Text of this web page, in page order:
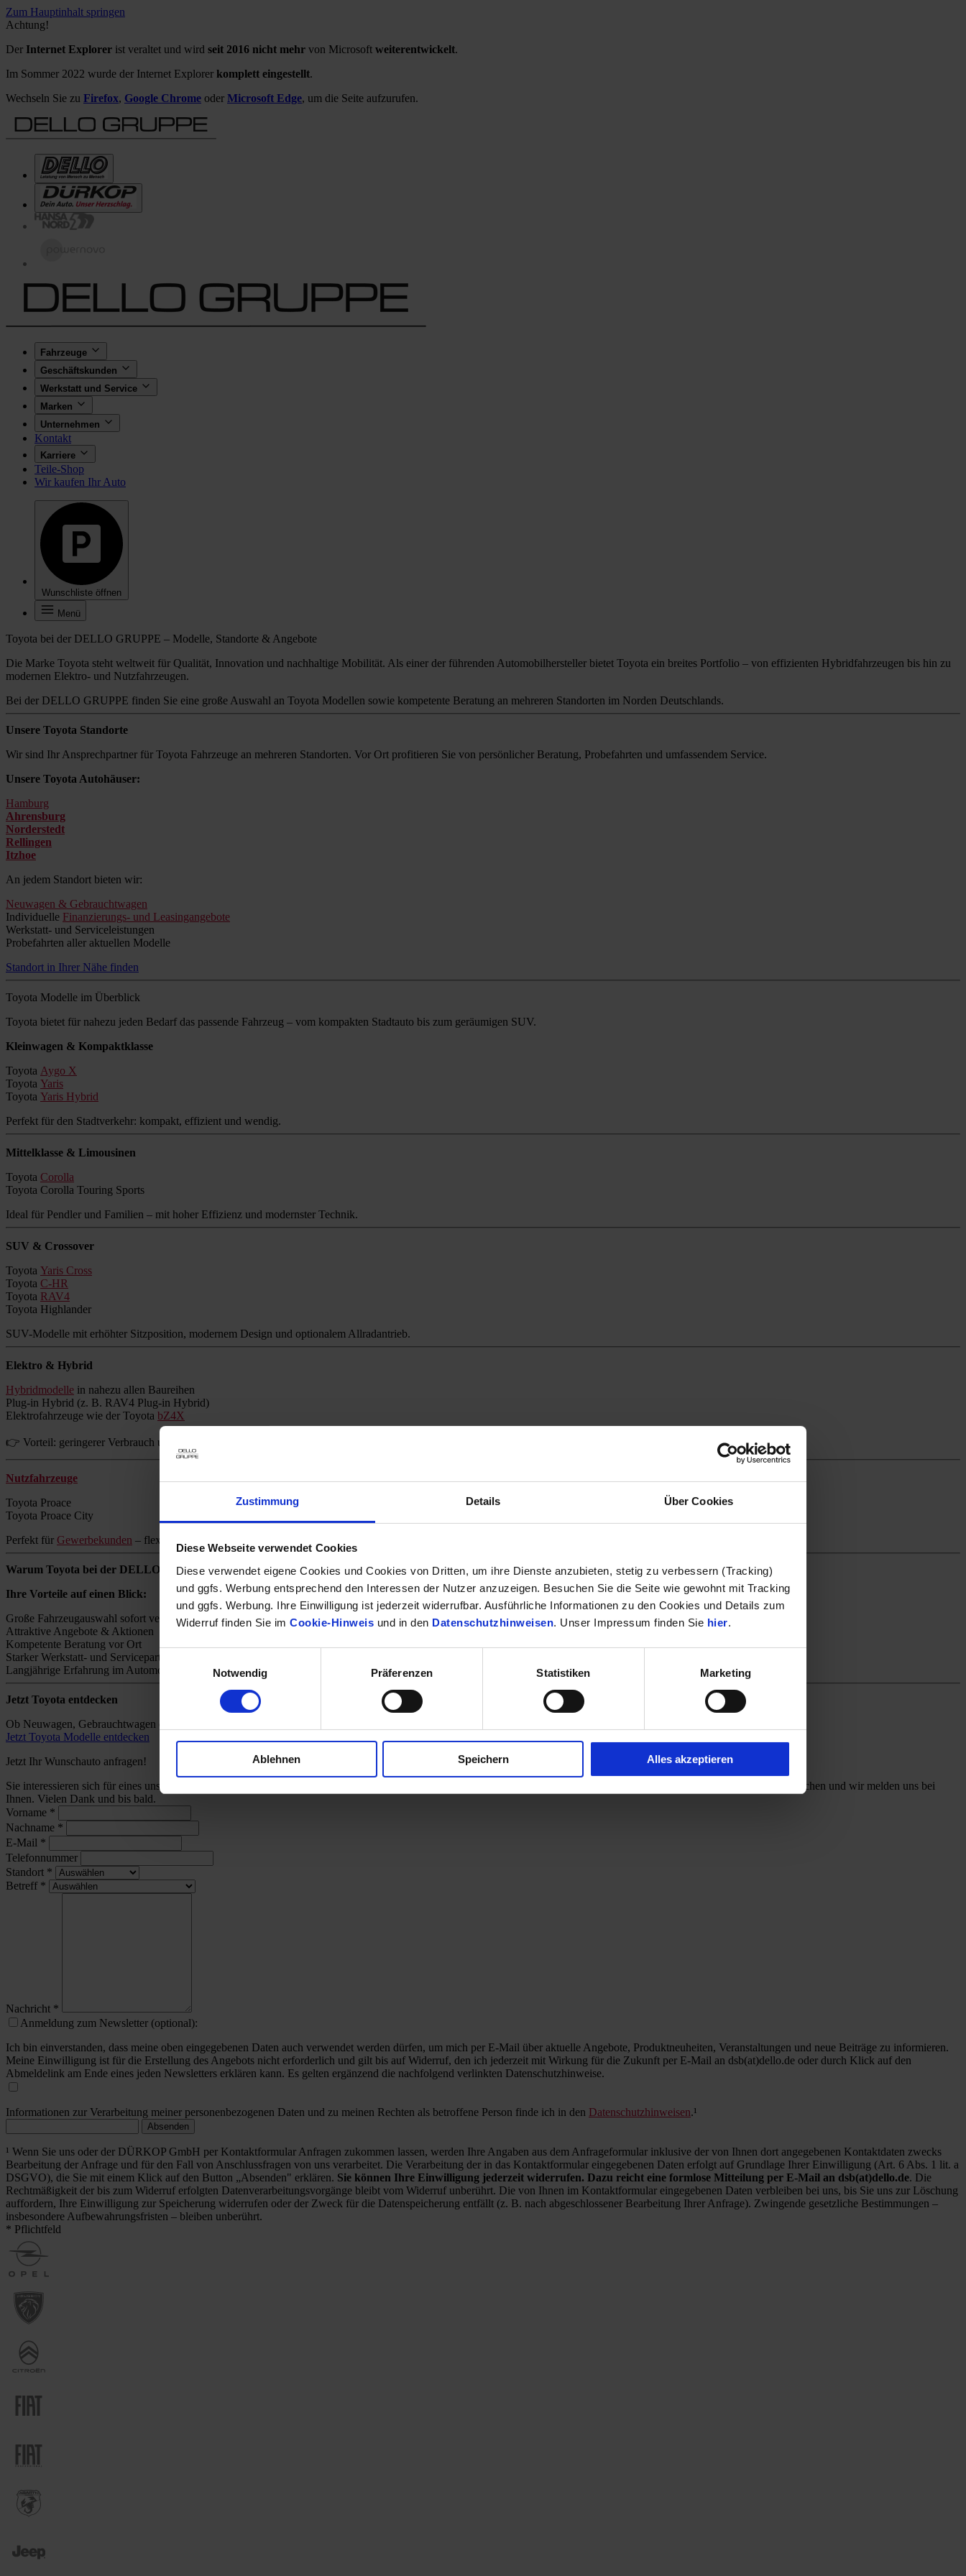
Zustimmung Details Über Cookies
Diese Webseite verwendet Cookies
Diese verwendet eigene Cookies und Cookies von Dritten, um ihre Dienste anzubieten, stetig zu verbessern (Tracking)
und ggfs. Werbung entsprechend den Interessen der Nutzer anzuzeigen. Besuchen Sie die Seite wie gewohnt mit Tracking
und ggfs. Werbung. Ihre Einwilligung ist jederzeit widerrufbar. Ausführliche Informationen zu den Cookies und Details zum
Widerruf finden Sie im Cookie-Hinweis und in den Datenschutzhinweisen. Unser Impressum finden Sie hier.
Einwilligungsauswahl
Notwendig
Präferenzen Statistiken Marketing
Ablehnen Speichern Alles akzeptieren
Zum Hauptinhalt springen
Achtung!
Der Internet Explorer ist veraltet und wird seit 2016 nicht mehr von Microsoft weiterentwickelt.
Im Sommer 2022 wurde der Internet Explorer komplett eingestellt.
Wechseln Sie zu Firefox, Google Chrome oder Microsoft Edge, um die Seite aufzurufen.
Fahrzeuge
Geschäftskunden
Werkstatt und Service
Marken
Unternehmen
Kontakt
Karriere
Teile-Shop
Wir kaufen Ihr Auto
Wunschliste öffnen
Menü
Toyota bei der DELLO GRUPPE – Modelle, Standorte & Angebote
Die Marke Toyota steht weltweit für Qualität, Innovation und nachhaltige Mobilität. Als einer der führenden Automobilhersteller bietet Toyota ein breites Portfolio – von effizienten Hybridfahrzeugen bis hin zu
modernen Elektro- und Nutzfahrzeugen.
Bei der DELLO GRUPPE finden Sie eine große Auswahl an Toyota Modellen sowie kompetente Beratung an mehreren Standorten im Norden Deutschlands.
Unsere Toyota Standorte
Wir sind Ihr Ansprechpartner für Toyota Fahrzeuge an mehreren Standorten. Vor Ort profitieren Sie von persönlicher Beratung, Probefahrten und umfassendem Service.
Unsere Toyota Autohäuser:
Hamburg
Ahrensburg
Norderstedt
Rellingen
Itzhoe
An jedem Standort bieten wir:
Neuwagen & Gebrauchtwagen
Individuelle Finanzierungs- und Leasingangebote
Werkstatt- und Serviceleistungen
Probefahrten aller aktuellen Modelle
Standort in Ihrer Nähe finden
Toyota Modelle im Überblick
Toyota bietet für nahezu jeden Bedarf das passende Fahrzeug – vom kompakten Stadtauto bis zum geräumigen SUV.
Kleinwagen & Kompaktklasse
Toyota Aygo X
Toyota Yaris
Toyota Yaris Hybrid
Perfekt für den Stadtverkehr: kompakt, effizient und wendig.
Mittelklasse & Limousinen
Toyota Corolla
Toyota Corolla Touring Sports
Ideal für Pendler und Familien – mit hoher Effizienz und modernster Technik.
SUV & Crossover
Toyota Yaris Cross
Toyota C-HR
Toyota RAV4
Toyota Highlander
SUV-Modelle mit erhöhter Sitzposition, modernem Design und optionalem Allradantrieb.
Elektro & Hybrid
Hybridmodelle in nahezu allen Baureihen
Plug-in Hybrid (z. B. RAV4 Plug-in Hybrid)
Elektrofahrzeuge wie der Toyota bZ4X
👉 Vorteil: geringerer Verbrauch und reduzierte Emissionen ohne Reichweitenangst.
Nutzfahrzeuge
Toyota Proace
Toyota Proace City
Perfekt für Gewerbekunden – flexibel, zuverlässig und wirtschaftlich.
Warum Toyota bei der DELLO GRUPPE kaufen?
Ihre Vorteile auf einen Blick:
Große Fahrzeugauswahl sofort verfügbar
Attraktive Angebote & Aktionen
Kompetente Beratung vor Ort
Starker Werkstatt- und Servicepartner
Langjährige Erfahrung im Automobilhandel
Jetzt Toyota entdecken
Ob Neuwagen, Gebrauchtwagen oder individuelles Angebot – bei uns finden Sie Ihr passendes Toyota Fahrzeug.
Jetzt Toyota Modelle entdecken
Jetzt Ihr Wunschauto anfragen!
Sie interessieren sich für eines unserer Toyota-Modelle und wünschen eine Kontaktaufnahme? Sehr gerne! Teilen Sie uns einfach im Betreff mit, welchen Kontaktweg Sie wünschen und wir melden uns bei
Ihnen. Vielen Dank und bis bald.
Vorname *
Nachname *
E-Mail *
Telefonnummer
Standort *
Betreff *
Nachricht *
Anmeldung zum Newsletter (optional):
Ich bin einverstanden, dass meine oben eingegebenen Daten auch verwendet werden dürfen, um mich per E-Mail über aktuelle Angebote, Produktneuheiten, Veranstaltungen und neue Beiträge zu informieren.
Meine Einwilligung ist für die Erstellung des Angebots nicht erforderlich und gilt bis auf Widerruf, den ich jederzeit mit Wirkung für die Zukunft per E-Mail an dsb(at)dello.de oder durch Klick auf den
Abmeldelink am Ende eines jeden Newsletters erklären kann. Es gelten ergänzend die nachfolgend verlinkten Datenschutzhinweise.
Informationen zur Verarbeitung meiner personenbezogenen Daten und zu meinen Rechten als betroffene Person finde ich in den Datenschutzhinweisen.¹
Absenden
¹ Wenn Sie uns oder der DÜRKOP GmbH per Kontaktformular Anfragen zukommen lassen, werden Ihre Angaben aus dem Anfrageformular inklusive der von Ihnen dort angegebenen Kontaktdaten zwecks
Bearbeitung der Anfrage und für den Fall von Anschlussfragen von uns verarbeitet. Die Verarbeitung der in das Kontaktformular eingegebenen Daten erfolgt auf Grundlage Ihrer Einwilligung (Art. 6 Abs. 1 lit. a
DSGVO), die Sie mit einem Klick auf den Button „Absenden" erklären. Sie können Ihre Einwilligung jederzeit widerrufen. Dazu reicht eine formlose Mitteilung per E-Mail an dsb(at)dello.de. Die
Rechtmäßigkeit der bis zum Widerruf erfolgten Datenverarbeitungsvorgänge bleibt vom Widerruf unberührt. Die von Ihnen im Kontaktformular eingegebenen Daten verbleiben bei uns, bis Sie uns zur Löschung
auffordern, Ihre Einwilligung zur Speicherung widerrufen oder der Zweck für die Datenspeicherung entfällt (z. B. nach abgeschlossener Bearbeitung Ihrer Anfrage). Zwingende gesetzliche Bestimmungen –
insbesondere Aufbewahrungsfristen – bleiben unberührt.
* Pflichtfeld